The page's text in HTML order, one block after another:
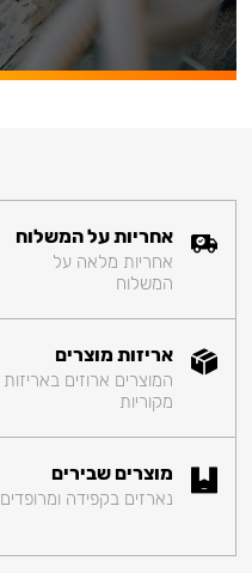
אחריות על המשלוח
אחריות מלאה על
המשלוח
אריזות מוצרים
המוצרים ארוזים באריזות
מקוריות
מוצרים שבירים
נארזים בקפידה ומרופדים